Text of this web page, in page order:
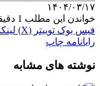
۱۴۰۴/۰۳/۱۷
خواندن این مطلب 1 دقیقه زمان میبرد
فیس بوک توییتر (X)
رایانامه چاپ
نوشته های مشابه